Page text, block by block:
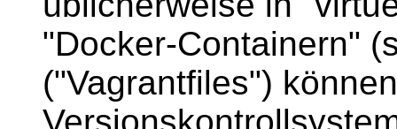
"Docker-Containern"
("Vagrantfiles")